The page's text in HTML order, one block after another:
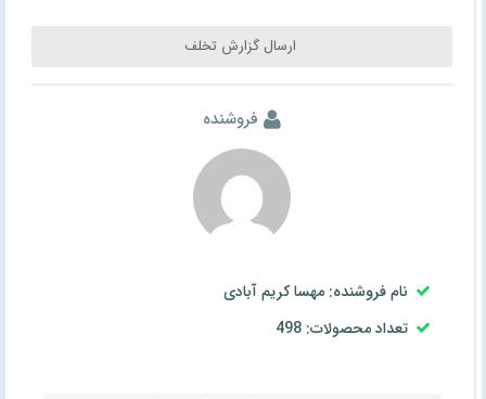
ارسال گزارش تخلف
فروشنده
نام فروشنده: مهسا کریم آبادی
تعداد محصولات: 498